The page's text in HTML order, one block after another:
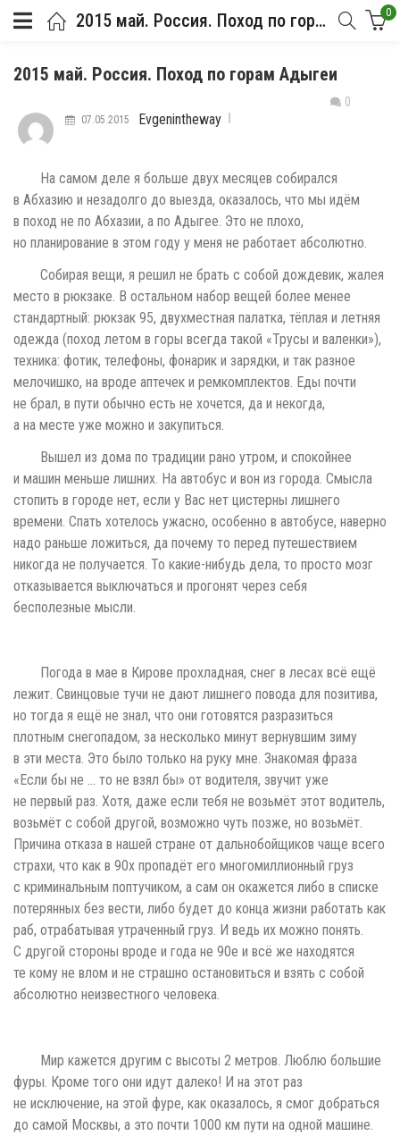
2015 май. Россия. Поход по горам Адыгеи 0
0
2015 май. Россия. Поход по горам Адыгеи
Evgenintheway
07.05.2015
На самом деле я больше двух месяцев собирался
в Абхазию и незадолго до выезда, оказалось, что мы идём
в поход не по Абхазии, а по Адыгее. Это не плохо,
но планирование в этом году у меня не работает абсолютно.
Собирая вещи, я решил не брать с собой дождевик, жалея
место в рюкзаке. В остальном набор вещей более менее
стандартный: рюкзак 95, двухместная палатка, тёплая и летняя
одежда (поход летом в горы всегда такой «Трусы и валенки»),
техника: фотик, телефоны, фонарик и зарядки, и так разное
мелочишко, на вроде аптечек и ремкомплектов. Еды почти
не брал, в пути обычно есть не хочется, да и некогда,
а на месте уже можно и закупиться.
Вышел из дома по традиции рано утром, и спокойнее
и машин меньше лишних. На автобус и вон из города. Смысла
стопить в городе нет, если у Вас нет цистерны лишнего
времени. Спать хотелось ужасно, особенно в автобусе, наверно
надо раньше ложиться, да почему то перед путешествием
никогда не получается. То какие-нибудь дела, то просто мозг
отказывается выключаться и прогонят через себя
бесполезные мысли.
Погода в мае в Кирове прохладная, снег в лесах всё ещё
лежит. Свинцовые тучи не дают лишнего повода для позитива,
но тогда я ещё не знал, что они готовятся разразиться
плотным снегопадом, за несколько минут вернувшим зиму
в эти места. Это было только на руку мне. Знакомая фраза
«Если бы не … то не взял бы» от водителя, звучит уже
не первый раз. Хотя, даже если тебя не возьмёт этот водитель,
возьмёт с собой другой, возможно чуть позже, но возьмёт.
Причина отказа в нашей стране от дальнобойщиков чаще всего
страхи, что как в 90х пропадёт его многомиллионный груз
с криминальным поптучиком, а сам он окажется либо в списке
потерянных без вести, либо будет до конца жизни работать как
раб, отрабатывая утраченный груз. И ведь их можно понять.
С другой стороны вроде и года не 90е и всё же находятся
те кому не влом и не страшно остановиться и взять с собой
абсолютно неизвестного человека.
Мир кажется другим с высоты 2 метров. Люблю большие
фуры. Кроме того они идут далеко! И на этот раз
не исключение, на этой фуре, как оказалось, я смог добраться
до самой Москвы, а это почти 1000 км пути на одной машине.